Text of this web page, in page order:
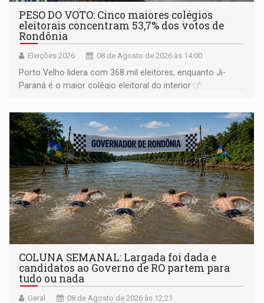
PESO DO VOTO: Cinco maiores colégios
eleitorais concentram 53,7% dos votos de
Rondônia
Eleições 2026 08 de Agosto de 2026 às 14:00
Porto Velho lidera com 368 mil eleitores, enquanto Ji-
Paraná é o maior colégio eleitoral do interior
COLUNA SEMANAL: Largada foi dada e
candidatos ao Governo de RO partem para
tudo ou nada
Geral 08 de Agosto de 2026 às 12:21